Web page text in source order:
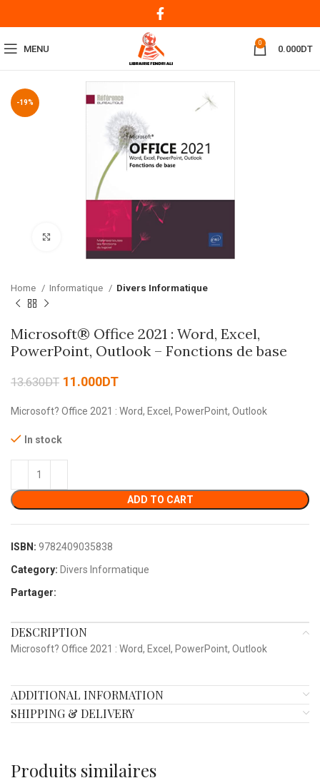
MENU
0
0.000DT
-19%
Click to enlarge
Home Informatique Divers Informatique
Microsoft® Office 2021 : Word, Excel,
PowerPoint, Outlook – Fonctions de base
13.630DT 11.000DT
Microsoft? Office 2021 : Word, Excel, PowerPoint, Outlook
In stock
ADD TO CART
ISBN: 9782409035838
Category: Divers Informatique
Partager:
DESCRIPTION
Microsoft? Office 2021 : Word, Excel, PowerPoint, Outlook
ADDITIONAL INFORMATION
SHIPPING & DELIVERY
Produits similaires